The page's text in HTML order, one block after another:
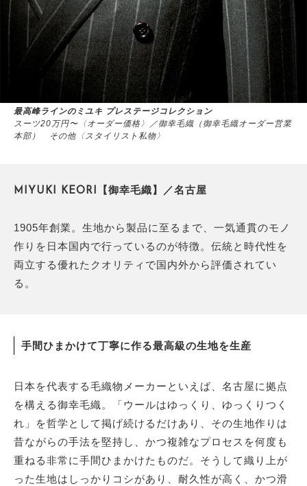
最高峰ラインのミユキ プレステージコレクション
スーツ20万円〜〈オーダー価格〉／御幸毛織（御幸毛織オーダー営業
本部） その他〈スタイリスト私物〉
MIYUKI KEORI【御幸毛織】／名古屋
1905年創業。生地から製品に至るまで、一気通貫のモノ
作りを日本国内で行っているのが特徴。伝統と時代性を
両立する優れたクオリティで国内外から評価されてい
る。
手間ひまかけて丁寧に作る最高級の生地を生産
日本を代表する毛織物メーカーといえば、名古屋に拠点
を構える御幸毛織。「ウールはゆっくり、ゆっくりつく
れ」を哲学として掲げ続けるだけあり、その生地作りは
昔ながらの手法を堅持し、かつ複雑なプロセスを何度も
重ねる非常に手間ひまかけたものだ。そうして織り上が
った生地はしっかりコシがあり、耐久性が高く、かつ滑